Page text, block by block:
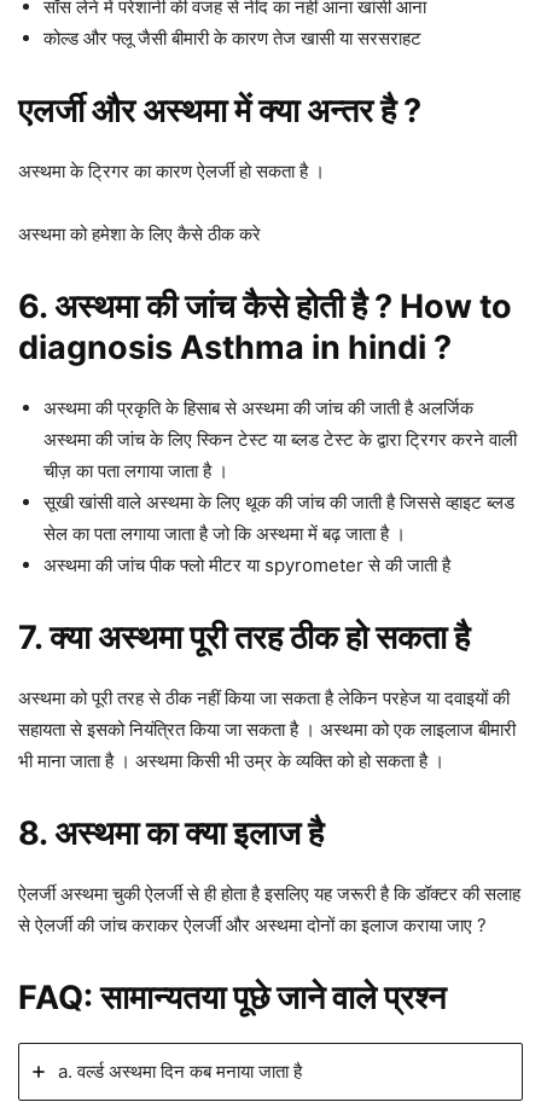
साँस लेने में परेशानी की वजह से नींद का नहीं आना खांसी आना
कोल्ड और फ्लू जैसी बीमारी के कारण तेज खासी या सरसराहट
एलर्जी और अस्थमा में क्या अन्तर है ?
अस्थमा के ट्रिगर का कारण ऐलर्जी हो सकता है ।
अस्थमा को हमेशा के लिए कैसे ठीक करे
6. अस्थमा की जांच कैसे होती है ? How to
diagnosis Asthma in hindi ?
अस्थमा की प्रकृति के हिसाब से अस्थमा की जांच की जाती है अलर्जिक
अस्थमा की जांच के लिए स्किन टेस्ट या ब्लड टेस्ट के द्वारा ट्रिगर करने वाली
चीज़ का पता लगाया जाता है ।
सूखी खांसी वाले अस्थमा के लिए थूक की जांच की जाती है जिससे व्हाइट ब्लड
सेल का पता लगाया जाता है जो कि अस्थमा में बढ़ जाता है ।
अस्थमा की जांच पीक फ्लो मीटर या spyrometer से की जाती है
7. क्या अस्थमा पूरी तरह ठीक हो सकता है
अस्थमा को पूरी तरह से ठीक नहीं किया जा सकता है लेकिन परहेज या दवाइयों की
सहायता से इसको नियंत्रित किया जा सकता है । अस्थमा को एक लाइलाज बीमारी
भी माना जाता है । अस्थमा किसी भी उम्र के व्यक्ति को हो सकता है ।
8. अस्थमा का क्या इलाज है
ऐलर्जी अस्थमा चुकी ऐलर्जी से ही होता है इसलिए यह जरूरी है कि डॉक्टर की सलाह
से ऐलर्जी की जांच कराकर ऐलर्जी और अस्थमा दोनों का इलाज कराया जाए ?
FAQ: सामान्यतया पूछे जाने वाले प्रश्न
a. वर्ल्ड अस्थमा दिन कब मनाया जाता है